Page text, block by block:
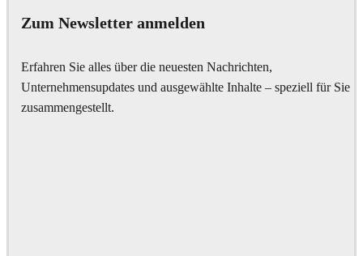
Zum Newsletter anmelden
Erfahren Sie alles über die neuesten Nachrichten,
Unternehmensupdates und ausgewählte Inhalte – speziell für Sie
zusammengestellt.